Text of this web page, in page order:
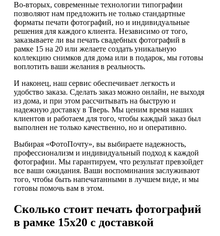
Во-вторых, современные технологии типографии
позволяют нам предложить не только стандартные
форматы печати фотографий, но и индивидуальные
решения для каждого клиента. Независимо от того,
заказываете ли вы печать свадебных фотографий в
рамке 15 на 20 или желаете создать уникальную
коллекцию снимков для дома или в подарок, мы готовы
воплотить ваши желания в реальность.
И наконец, наш сервис обеспечивает легкость и
удобство заказа. Сделать заказ можно онлайн, не выходя
из дома, и при этом рассчитывать на быструю и
надежную доставку в Тверь. Мы ценим время наших
клиентов и работаем для того, чтобы каждый заказ был
выполнен не только качественно, но и оперативно.
Выбирая «ФотоПочту», вы выбираете надежность,
профессионализм и индивидуальный подход к каждой
фотографии. Мы гарантируем, что результат превзойдет
все ваши ожидания. Ваши воспоминания заслуживают
того, чтобы быть напечатанными в лучшем виде, и мы
готовы помочь вам в этом.
Сколько стоит печать фотографий
в рамке 15х20 с доставкой